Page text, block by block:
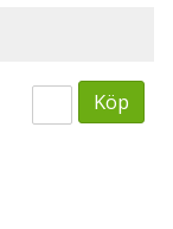
Köp